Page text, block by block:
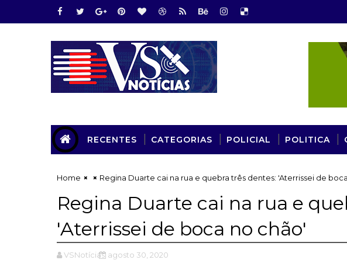
RECENTES CATEGORIAS POLICIAL POLITICA
Home Regina Duarte cai na rua e quebra três dentes: 'Aterrissei de
Regina Duarte cai na rua e
'Aterrissei de boca no chão'
VSNotícias agosto 30, 2020